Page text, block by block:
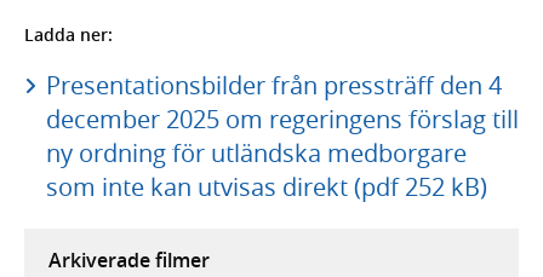
Ladda ner:
Presentationsbilder från pressträff den 4
december 2025 om regeringens förslag till
ny ordning för utländska medborgare
som inte kan utvisas direkt (pdf 252 kB)
Arkiverade filmer